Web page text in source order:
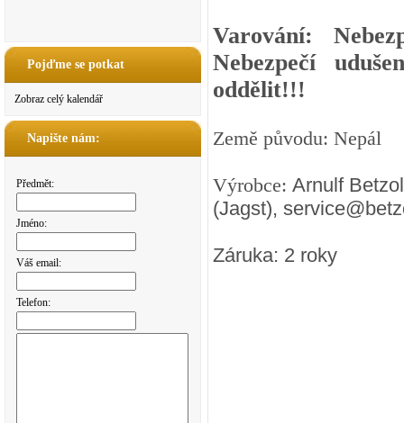
Pojďme se potkat
Zobraz celý kalendář
Napište nám:
Předmět:
Jméno:
Váš email:
Telefon:
Varování:
Nebezpečí
oddělit!!!
Země původu: Nepál
Výrobce:Arnulf
(Jagst),
Záruka: 2 roky